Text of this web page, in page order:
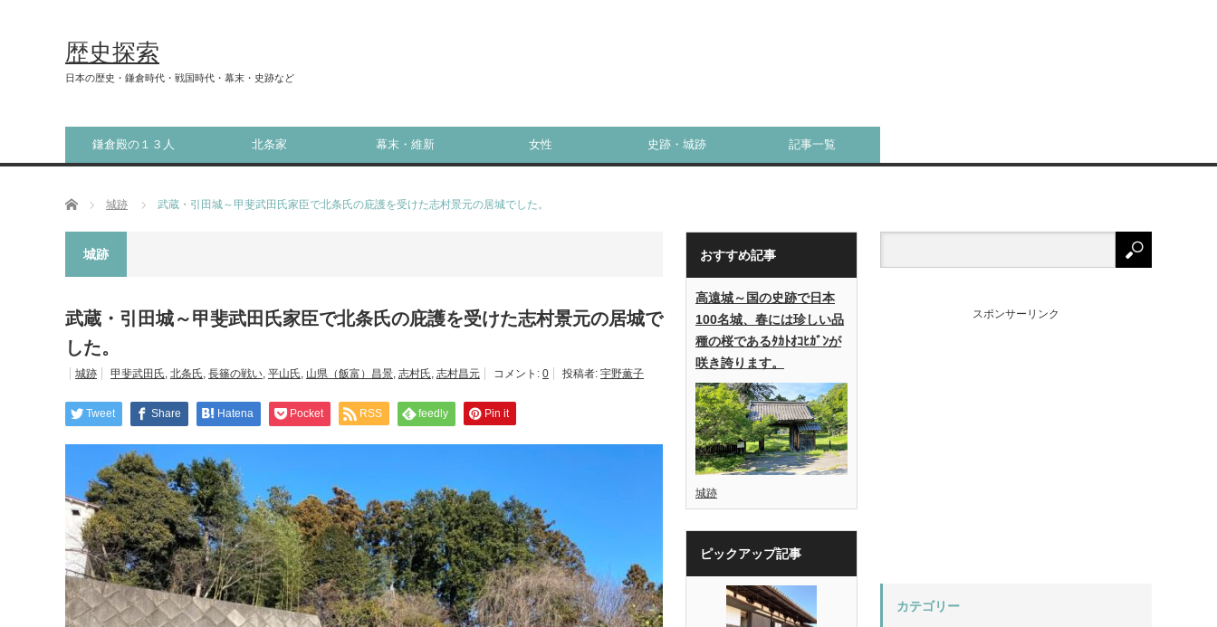
歴史探索
日本の歴史・鎌倉時代・戦国時代・幕末・史跡など
鎌倉殿の１３人 北条家 幕末・維新 女性 史跡・城跡 記事一覧
ホーム 城跡 武蔵・引田城～甲斐武田氏家臣で北条氏の庇護を受けた志村景元の居城でした。
城跡
武蔵・引田城～甲斐武田氏家臣で北条氏の庇護を受けた志村景元の居城で
した。
城跡 甲斐武田氏, 北条氏, 長篠の戦い, 平山氏, 山県（飯富）昌景, 志村氏, 志村昌元 コメント: 0 投稿者: 宇野薫子
Tweet Share Hatena Pocket RSS feedly Pin it
おすすめ記事
高遠城～国の史跡で日本
100名城、春には珍しい品
種の桜であるﾀｶﾄｵｺﾋｶﾞﾝが
咲き誇ります。
城跡
ピックアップ記事
スポンサーリンク
カテゴリー